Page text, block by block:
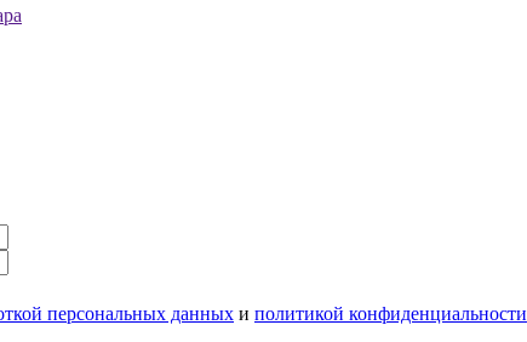
элементы
персональных данных и политикой конфиденциальности